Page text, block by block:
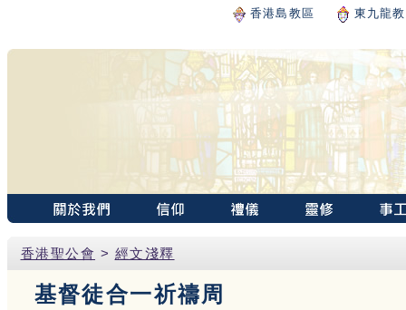
香港島教區 東九龍
香港聖公會 > 經文淺釋
基督徒合一祈禱周